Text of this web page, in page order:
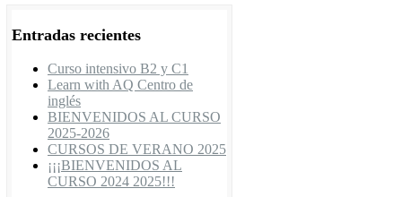
Entradas recientes
Curso intensivo B2 y C1
Learn with AQ Centro de
inglés
BIENVENIDOS AL CURSO
2025-2026
CURSOS DE VERANO 2025
¡¡¡BIENVENIDOS AL
CURSO 2024 2025!!!